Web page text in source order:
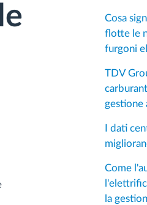
Cosa
flotte le
furgoni
TDV
gestione
I dati
Come
la